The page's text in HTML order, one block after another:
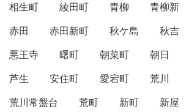
相生町 綾田町 青柳 青柳新
赤田
赤田新町 秋ケ島 秋吉
悪王寺
曙町 朝菜町 朝日
芦生
安住町 愛宕町 荒川
荒川常盤台
荒町 新町 新屋